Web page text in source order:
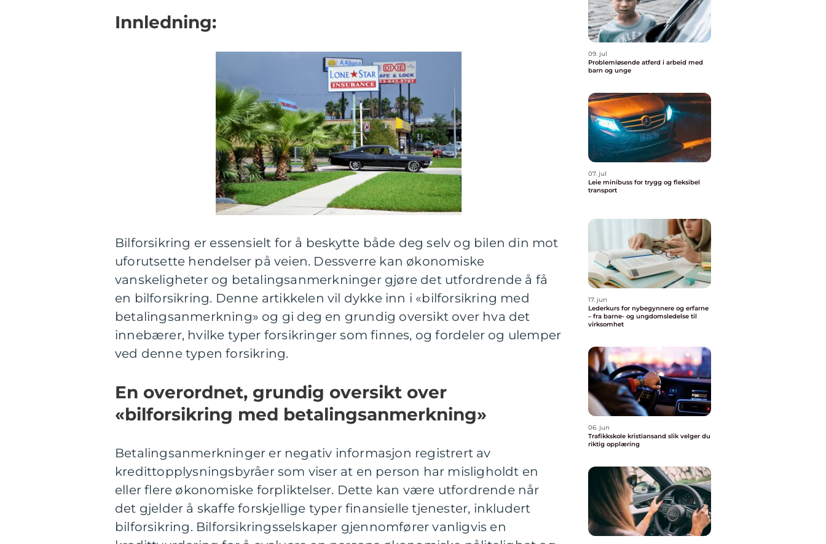
Innledning:
Bilforsikring er essensielt for å beskytte både deg selv og bilen din mot
uforutsette hendelser på veien. Dessverre kan økonomiske
vanskeligheter og betalingsanmerkninger gjøre det utfordrende å få
en bilforsikring. Denne artikkelen vil dykke inn i «bilforsikring med
betalingsanmerkning» og gi deg en grundig oversikt over hva det
innebærer, hvilke typer forsikringer som finnes, og fordeler og ulemper
ved denne typen forsikring.
En overordnet, grundig oversikt over
«bilforsikring med betalingsanmerkning»
Betalingsanmerkninger er negativ informasjon registrert av
kredittopplysningsbyråer som viser at en person har misligholdt en
eller flere økonomiske forpliktelser. Dette kan være utfordrende når
det gjelder å skaffe forskjellige typer finansielle tjenester, inkludert
bilforsikring. Bilforsikringsselskaper gjennomfører vanligvis en
09. jul
Problemløsende atferd i arbeid med
barn og unge
07. jul
Leie minibuss for trygg og fleksibel
transport
17. jun
Lederkurs for nybegynnere og erfarne
– fra barne- og ungdomsledelse til
virksomhet
06. jun
Trafikkskole kristiansand slik velger du
riktig opplæring